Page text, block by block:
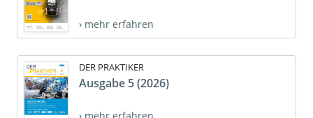
› mehr erfahren
DER PRAKTIKER
Ausgabe 5 (2026)